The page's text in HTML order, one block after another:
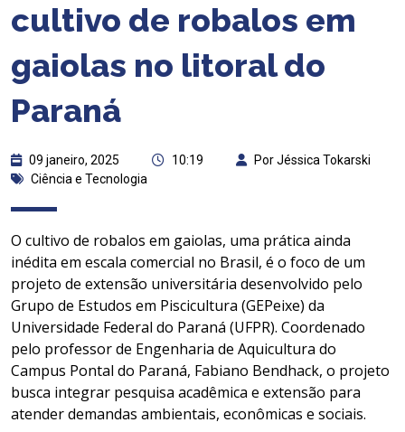
cultivo de robalos em
gaiolas no litoral do
Paraná
09 janeiro, 2025 10:19
Por Jéssica Tokarski
Ciência e Tecnologia
O cultivo de robalos em gaiolas, uma prática ainda
inédita em escala comercial no Brasil, é o foco de um
projeto de extensão universitária desenvolvido pelo
Grupo de Estudos em Piscicultura (GEPeixe) da
Universidade Federal do Paraná (UFPR). Coordenado
pelo professor de Engenharia de Aquicultura do
Campus Pontal do Paraná, Fabiano Bendhack, o projeto
busca integrar pesquisa acadêmica e extensão para
atender demandas ambientais, econômicas e sociais.